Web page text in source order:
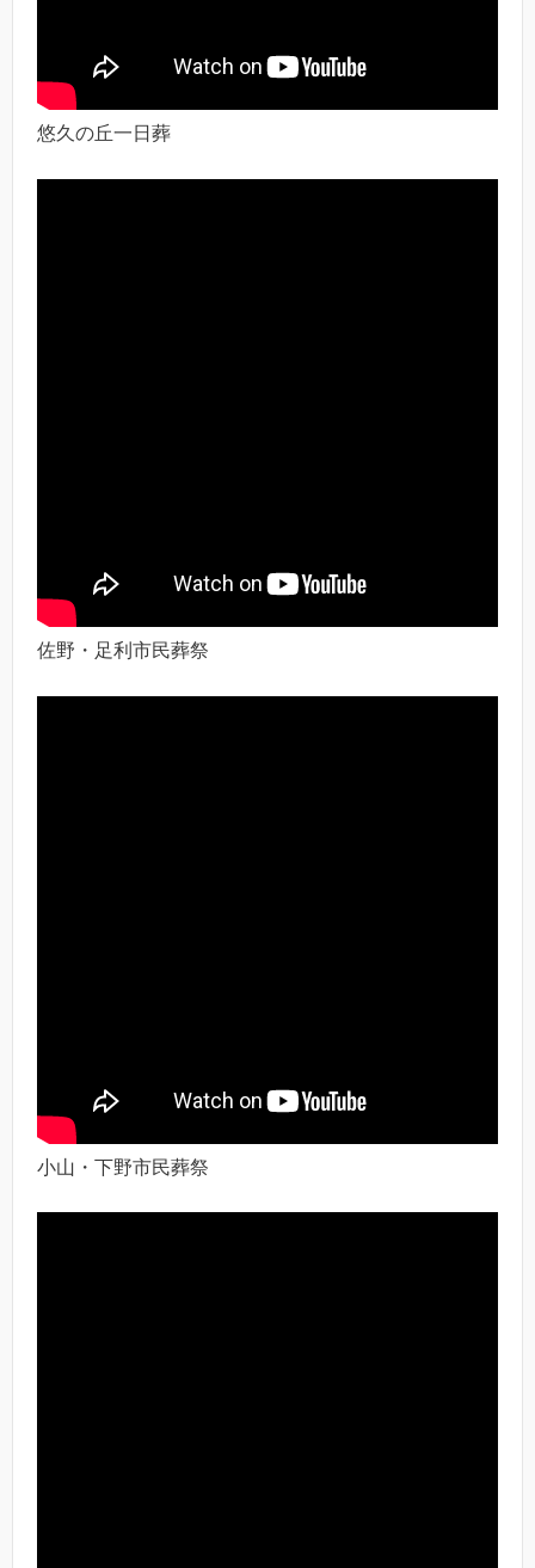
悠久の丘一日葬
佐野・足利市民葬祭
小山・下野市民葬祭